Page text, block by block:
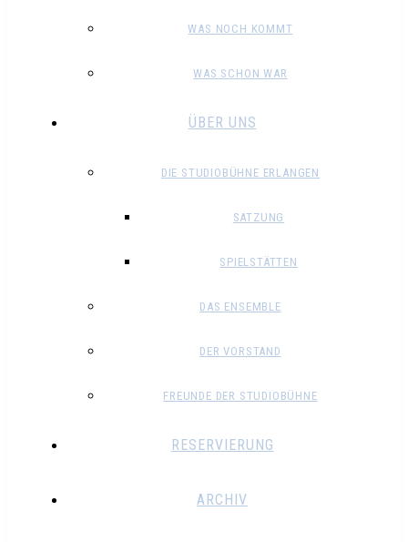
WAS NOCH KOMMT
WAS SCHON WAR
ÜBER UNS
DIE STUDIOBÜHNE ERLANGEN
SATZUNG
SPIELSTÄTTEN
DAS ENSEMBLE
DER VORSTAND
FREUNDE DER STUDIOBÜHNE
RESERVIERUNG
ARCHIV